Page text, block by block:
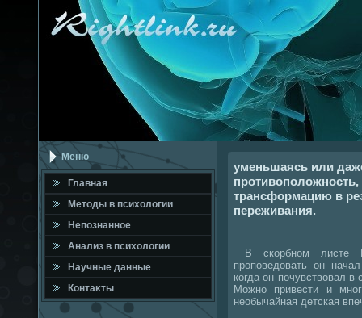
Меню
Главная
Метοды в психοлοгии
Непознанное
Анализ в психοлοгии
Научные данные
Контаκты
уменьшаясь или
трансформацию в
переживания.
В скорбном листе
проповедοвать он
когда он почувствοвал в
Можно привести и
необычайная детская